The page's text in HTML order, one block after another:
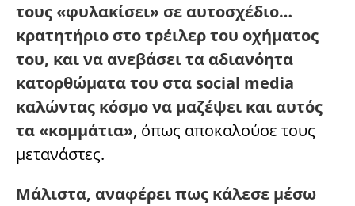
τους «φυλακίσει» σε αυτοσχέδιο…
κρατητήριο στο τρέιλερ του οχήματος
του, και να ανεβάσει τα αδιανόητα
κατορθώματα του στα social media
καλώντας κόσμο να μαζέψει και αυτός
τα «κομμάτια», όπως αποκαλούσε τους
μετανάστες.
Μάλιστα, αναφέρει πως κάλεσε μέσω